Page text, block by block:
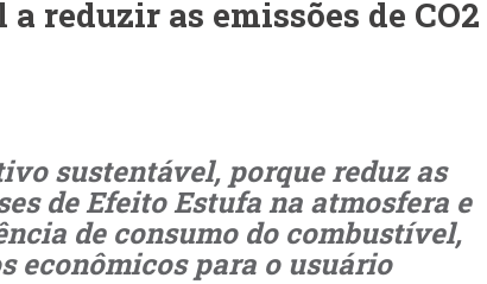
reduzir as emissões de CO2
sustentável, porque reduz as
de Efeito Estufa na atmosfera e
de consumo do combustível,
econômicos para o usuário